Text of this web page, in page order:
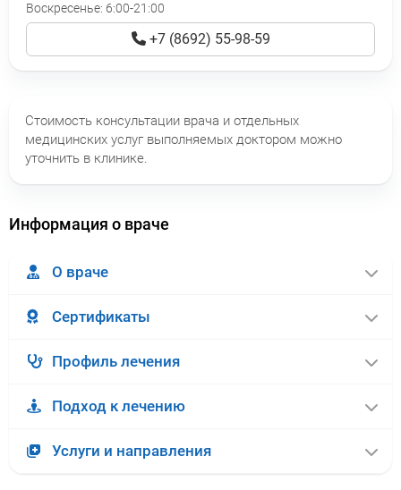
Воскресенье: 6:00-21:00
+7 (8692) 55-98-59
Стоимость консультации врача и отдельных
медицинских услуг выполняемых доктором можно
уточнить в клинике.
Информация о враче
О враче
Сертификаты
Профиль лечения
Подход к лечению
Услуги и направления